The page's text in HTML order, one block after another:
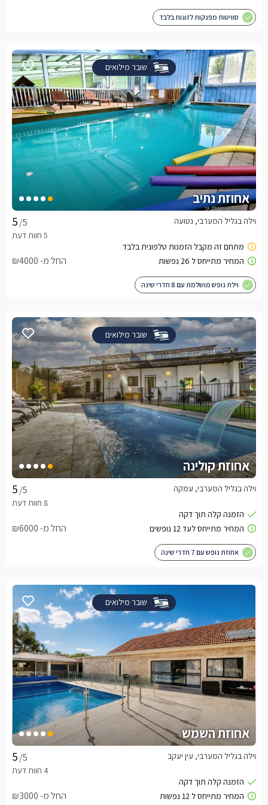
סוויטות מפנקות לזוגות בלבד
שובר מילואים
אחוזת נתיב
/5 וילה בגליל המערבי, נטועה
החל מ- ₪4000
וילת נופש מושלמת עם 8 חדרי שינה
שובר מילואים
אחוזת קולינה
/5 וילה בגליל המערבי, עמקה
החל מ- ₪6000
אחוזת נופש עם 7 חדרי שינה
שובר מילואים
אחוזת השמש
/5 וילה בגליל המערבי, עין יעקב
החל מ- ₪3000